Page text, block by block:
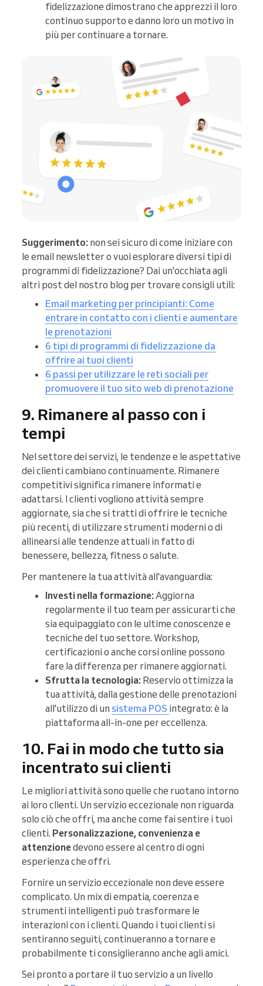
fidelizzazione dimostrano che apprezzi il loro
continuo supporto e danno loro un motivo in
più per continuare a tornare.
Suggerimento: non sei sicuro di come iniziare con
le email newsletter o vuoi esplorare diversi tipi di
programmi di fidelizzazione? Dai un'occhiata agli
altri post del nostro blog per trovare consigli utili:
Email marketing per principianti: Come
entrare in contatto con i clienti e aumentare
le prenotazioni
6 tipi di programmi di fidelizzazione da
offrire ai tuoi clienti
6 passi per utilizzare le reti sociali per
promuovere il tuo sito web di prenotazione
9. Rimanere al passo con i
tempi
Nel settore dei servizi, le tendenze e le aspettative
dei clienti cambiano continuamente. Rimanere
competitivi significa rimanere informati e
adattarsi. I clienti vogliono attività sempre
aggiornate, sia che si tratti di offrire le tecniche
più recenti, di utilizzare strumenti moderni o di
allinearsi alle tendenze attuali in fatto di
benessere, bellezza, fitness o salute.
Per mantenere la tua attività all'avanguardia:
Investi nella formazione: Aggiorna
regolarmente il tuo team per assicurarti che
sia equipaggiato con le ultime conoscenze e
tecniche del tuo settore. Workshop,
certificazioni o anche corsi online possono
fare la differenza per rimanere aggiornati.
Sfrutta la tecnologia: Reservio ottimizza la
tua attività, dalla gestione delle prenotazioni
all'utilizzo di un sistema POS integrato: è la
piattaforma all-in-one per eccellenza.
10. Fai in modo che tutto sia
incentrato sui clienti
Le migliori attività sono quelle che ruotano intorno
ai loro clienti. Un servizio eccezionale non riguarda
solo ciò che offri, ma anche come fai sentire i tuoi
clienti. Personalizzazione, convenienza e
attenzionedevono essere al centro di ogni
esperienza che offri.
Fornire un servizio eccezionale non deve essere
complicato. Un mix di empatia, coerenza e
strumenti intelligenti può trasformare le
interazioni con i clienti. Quando i tuoi clienti si
sentiranno seguiti, continueranno a tornare e
probabilmente ti consiglieranno anche agli amici.
Sei pronto a portare il tuo servizio a un livello